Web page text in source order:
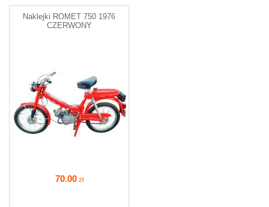
Naklejki ROMET 750 1976
CZERWONY
70.00 zł